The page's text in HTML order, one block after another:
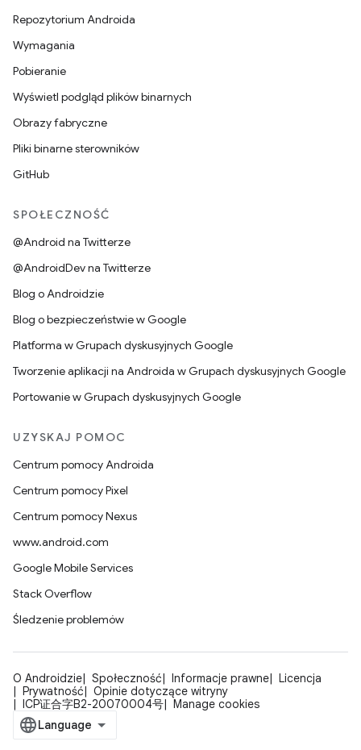
Repozytorium Androida
Wymagania
Pobieranie
Wyświetl podgląd plików binarnych
Obrazy fabryczne
Pliki binarne sterowników
GitHub
SPOŁECZNOŚĆ
@Android na Twitterze
@AndroidDev na Twitterze
Blog o Androidzie
Blog o bezpieczeństwie w Google
Platforma w Grupach dyskusyjnych Google
Tworzenie aplikacji na Androida w Grupach dyskusyjnych Google
Portowanie w Grupach dyskusyjnych Google
UZYSKAJ POMOC
Centrum pomocy Androida
Centrum pomocy Pixel
Centrum pomocy Nexus
www.android.com
Google Mobile Services
Stack Overflow
Śledzenie problemów
O Androidzie Społeczność Informacje prawne
Licencja
Prywatność
Opinie dotyczące witryny
ICP证合字B2-20070004号
Manage cookies